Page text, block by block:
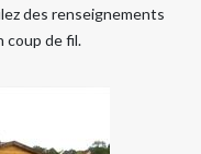
des renseignements
coup de fil.